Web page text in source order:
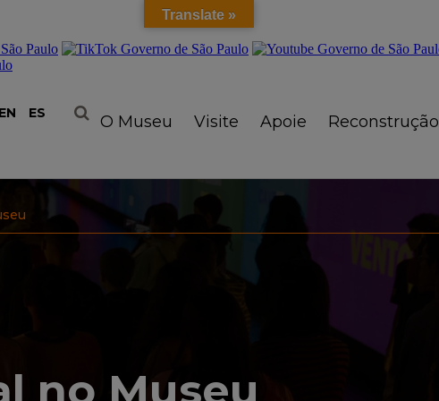
EN ES O Museu Visite Apoie Reconstrução
no Museu
Translate »